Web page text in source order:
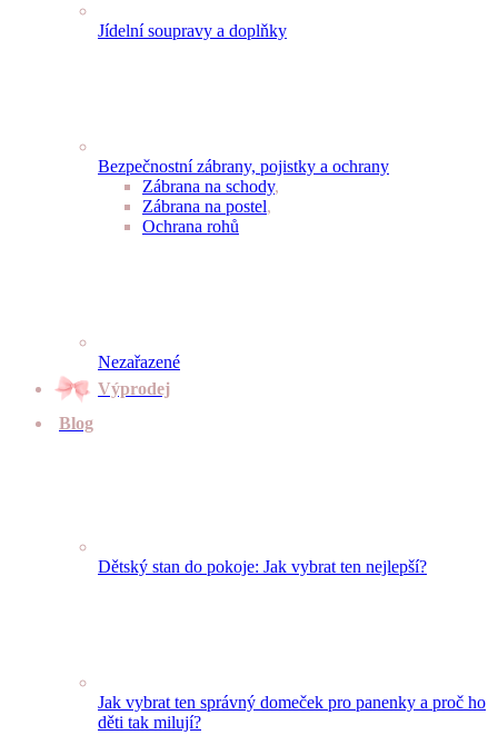
Jídelní soupravy a doplňky
Bezpečnostní zábrany, pojistky a ochrany
Zábrana na schody,
Zábrana na postel,
Ochrana rohů
Nezařazené
Výprodej
Blog
Dětský stan do pokoje: Jak vybrat ten nejlepší?
Jak vybrat ten správný domeček pro panenky a proč ho
děti tak milují?